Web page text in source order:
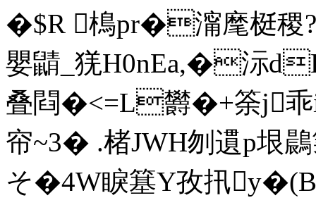
�$R 樢pr�澝麾梃稷?
嬰鼱_猐H0nEa,�沶
叠閰�<=L欝�+筡j乖
帘~3� .楮JWH刎遦p垠
そ�4W睙簊Y孜扟